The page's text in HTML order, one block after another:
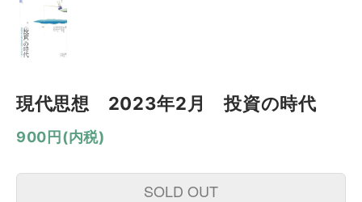
現代思想 2023年2月 投資の時代
900円(内税)
SOLD OUT